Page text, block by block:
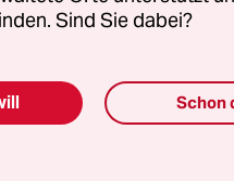
und Autor Jan
Sind Sie dabei?
Schon